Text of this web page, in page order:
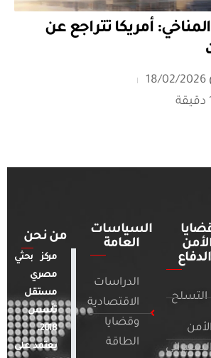
أمريكا تتراجع عن
18/02/
السياسات
العامة
الدراسات
الاقتصادية
وقضايا
الطاقة
من نحن
مركز بحثي
مصري
مستقل
تأسس
2018.
يعتمد على